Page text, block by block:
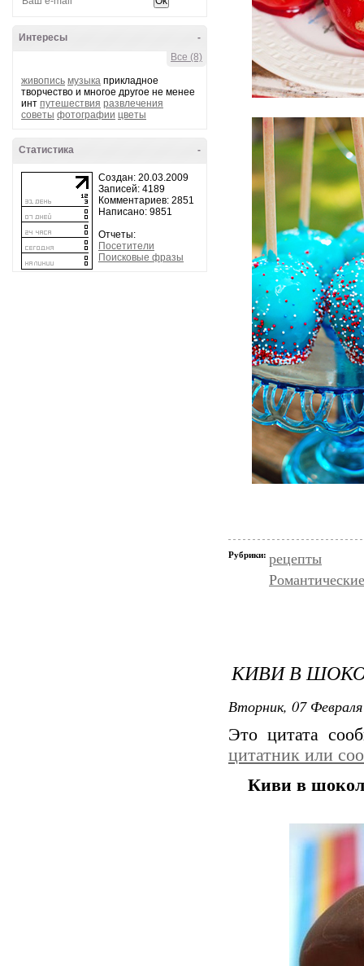
-
Интересы
Все (8)
живопись музыка прикладное
творчество и многое другое не менее
инт путешествия развлечения
советы фотографии цветы
-
Статистика
Создан: 20.03.2009
Записей: 4189
Комментариев: 2851
Написано: 9851
Отчеты:
Посетители
Поисковые фразы
Рубрики: рецепты
КИВИ В
Вторник, 07
Это цитата
цитатник или
Киви в